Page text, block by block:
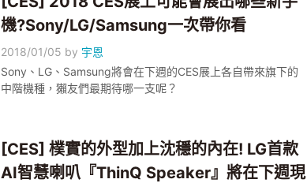
機?Sony/LG/Samsung一次帶你看
2018/01/05 by 宇恩
Sony、LG、Samsung將會在下週的CES展上各自帶來旗下的
中階機種，獺友們最期待哪一支呢？
[CES] 樸實的外型加上沈穩的內在! LG首款
AI智慧喇叭『ThinQ Speaker』將在下週現